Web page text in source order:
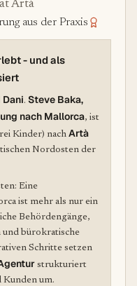
Artà
aus der Praxis
- und als
Dani. Steve Baka,
nach Mallorca, ist
Kinder) nach Artà
Nordosten der
Eine
ist mehr als nur ein
Behördengänge,
bürokratische
Schritte setzen
strukturiert
Kunden um.